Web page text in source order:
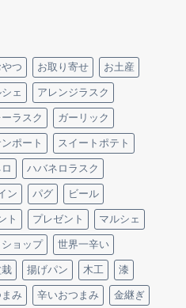
やつ お取り寄せ お土産
ェ アレンジラスク
ーラスク ガーリック
ポート スイートポテト
ハバネロラスク
ン パグ ビール
ト プレゼント マルシェ
ョップ 世界一辛い
揚げパン 木工 漆
み 辛いおつまみ 金継ぎ